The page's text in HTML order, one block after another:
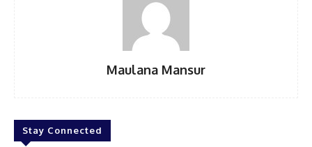
Maulana Mansur
Stay Connected